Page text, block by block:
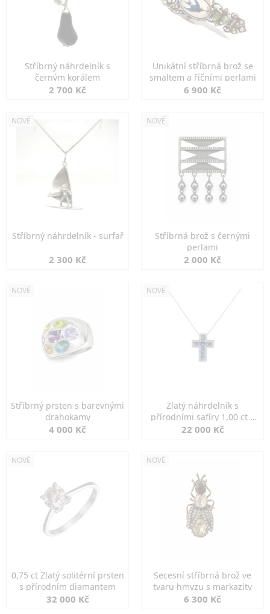
Stříbrný náhrdelník s
černým korálem
2 700 Kč
Unikátní stříbrná brož se
smaltem a říčními perlami
6 900 Kč
NOVÉ
Stříbrný náhrdelník - surfař
2 300 Kč
NOVÉ
Stříbrná brož s černými
perlami
2 000 Kč
NOVÉ
Stříbrný prsten s barevnými
drahokamy
4 000 Kč
NOVÉ
Zlatý náhrdelník s
přírodními safíry 1,00 ct a
diamanty
22 000 Kč
NOVÉ
0,75 ct Zlatý solitérní prsten
s přírodním diamantem
32 000 Kč
NOVÉ
Secesní stříbrná brož ve
tvaru hmyzu s markazity
6 300 Kč